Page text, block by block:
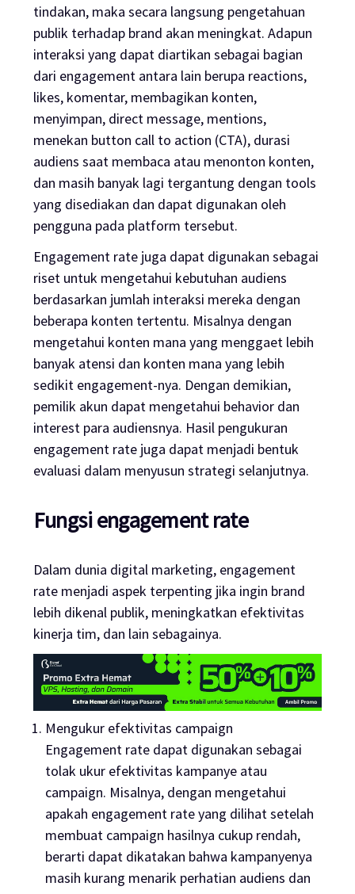
tindakan, maka secara langsung pengetahuan
publik terhadap brand akan meningkat. Adapun
interaksi yang dapat diartikan sebagai bagian
dari engagement antara lain berupa reactions,
likes, komentar, membagikan konten,
menyimpan, direct message, mentions,
menekan button call to action (CTA), durasi
audiens saat membaca atau menonton konten,
dan masih banyak lagi tergantung dengan tools
yang disediakan dan dapat digunakan oleh
pengguna pada platform tersebut.
Engagement rate juga dapat digunakan sebagai
riset untuk mengetahui kebutuhan audiens
berdasarkan jumlah interaksi mereka dengan
beberapa konten tertentu. Misalnya dengan
mengetahui konten mana yang menggaet lebih
banyak atensi dan konten mana yang lebih
sedikit engagement-nya. Dengan demikian,
pemilik akun dapat mengetahui behavior dan
interest para audiensnya. Hasil pengukuran
engagement rate juga dapat menjadi bentuk
evaluasi dalam menyusun strategi selanjutnya.
Fungsiengagement rate
Dalam dunia digital marketing, engagement
rate menjadi aspek terpenting jika ingin brand
lebih dikenal publik, meningkatkan efektivitas
kinerja tim, dan lain sebagainya.
Mengukur efektivitas campaign
Engagement rate dapat digunakan sebagai
tolak ukur efektivitas kampanye atau
campaign. Misalnya, dengan mengetahui
apakah engagement rateyang dilihat setelah
membuat campaign hasilnya cukup rendah,
berarti dapat dikatakan bahwa kampanyenya
masih kurang menarik perhatian audiens dan